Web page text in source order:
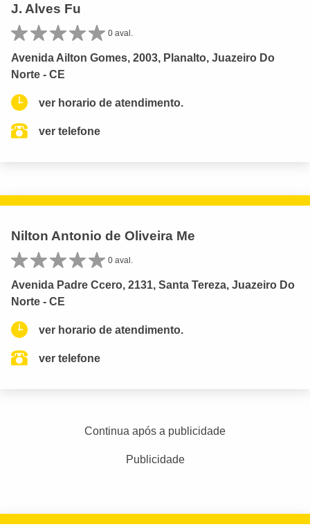
J. Alves Fu
0 aval.
Avenida Ailton Gomes, 2003, Planalto, Juazeiro Do
Norte - CE
ver horario de atendimento.
ver telefone
Nilton Antonio de Oliveira Me
0 aval.
Avenida Padre Ccero, 2131, Santa Tereza, Juazeiro Do
Norte - CE
ver horario de atendimento.
ver telefone
Continua após a publicidade
Publicidade